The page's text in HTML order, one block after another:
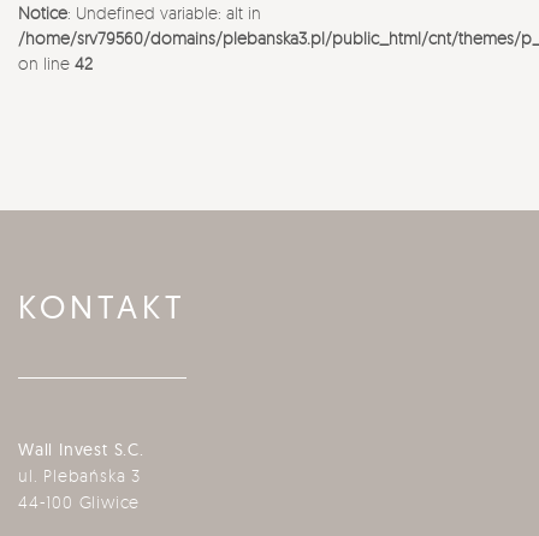
Notice: Undefined variable: alt in
/home/srv79560/domains/plebanska3.pl/public_html/cnt/themes/
on line 42
KONTAKT
Wall Invest S.C.
ul. Plebańska 3
44-100 Gliwice